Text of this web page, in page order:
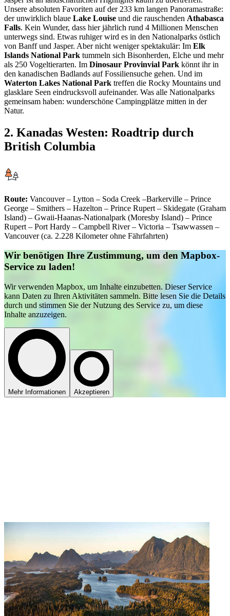
Unsere absoluten Favoriten auf der 233 km langen Panoramastraße:
der unwirklich blaue Lake Louise und die rauschenden Athabasca
Falls. Kein Wunder, dass hier jährlich rund 4 Millionen Menschen
unterwegs sind. Etwas ruhiger wird es in den Nationalparks östlich
von Banff und Jasper. Aber nicht weniger spektakulär: Im Elk
Islands National Park tummeln sich Bisonherden, Elche und mehr
als 250 Vogeltierarten. Im Dinosaur Provinvial Park könnt ihr in
den kanadischen Badlands auf Fossiliensuche gehen. Und im
Waterton Lakes National Park treffen die Rocky Mountains und
glasklare Seen eindrucksvoll aufeinander. Was alle Nationalparks
gemeinsam haben: wunderschöne Campingplätze mitten in der
Natur.
2. Kanadas Westen: Roadtrip durch
British Columbia
Route: Vancouver – Lytton – Soda Creek –Barkerville – Prince
George – Smithers – Hazelton – Prince Rupert – Skidegate (Graham
Island) – Gwaii-Haanas-Nationalpark (Moresby Island) – Prince
Rupert – Port Hardy – Campbell River – Victoria – Tsawwassen –
Vancouver (ca. 2.228 Kilometer ohne Fährfahrten)
Wir benötigen Ihre Zustimmung, um den Mapbox-
Service zu laden!
Wir verwenden Mapbox, um Inhalte einzubetten. Dieser Service
kann Daten zu Ihren Aktivitäten sammeln. Bitte lesen Sie die Details
durch und stimmen Sie der Nutzung des Service zu, um diese
Inhalte anzuzeigen.
Mehr Informationen Akzeptieren